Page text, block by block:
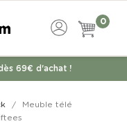
0
69€ d'achat !
Meuble télé